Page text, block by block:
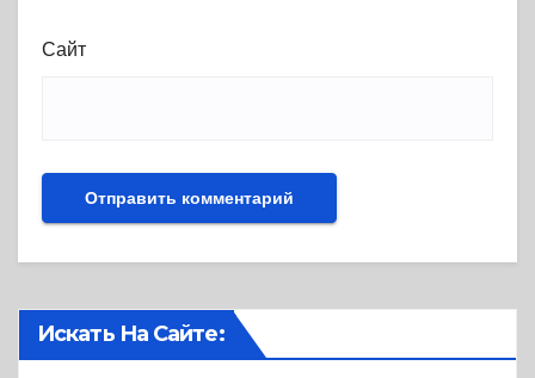
Сайт
Искать На Сайте: